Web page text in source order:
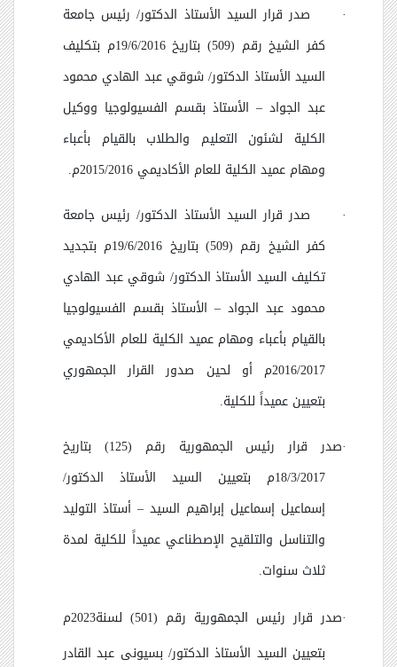
·
صدر قرار السيد الأستاذ الدكتور/ رئيس جامعة
كفر الشيخ رقم (509) بتاريخ 19/6/2016م بتكليف
السيد الأستاذ الدكتور/ شوقي عبد الهادي محمود
عبد الجواد – الأستاذ بقسم الفسيولوجيا ووكيل
الكلية لشئون التعليم والطلاب بالقيام بأعباء
ومهام عميد الكلية للعام الأكاديمي 2015/2016م.
·
صدر قرار السيد الأستاذ الدكتور/ رئيس جامعة
كفر الشيخ رقم (509) بتاريخ 19/6/2016م بتجديد
تكليف السيد الأستاذ الدكتور/ شوقي عبد الهادي
محمود عبد الجواد – الأستاذ بقسم الفسيولوجيا
بالقيام بأعباء ومهام عميد الكلية للعام الأكاديمي
2016/2017م أو لحين صدور القرار الجمهوري
بتعيين عميداً للكلية.
·
صدر قرار رئيس الجمهورية رقم (125) بتاريخ
18/3/2017م بتعيين السيد الأستاذ الدكتور/
إسماعيل إسماعيل إبراهيم السيد – أستاذ التوليد
والتناسل والتلقيح الإصطناعي عميداً للكلية لمدة
ثلاث سنوات.
·
صدر قرار رئيس الجمهورية رقم (501) لسنة2023م
بتعيين السيد الأستاذ الدكتور/ بسيونى عبد القادر